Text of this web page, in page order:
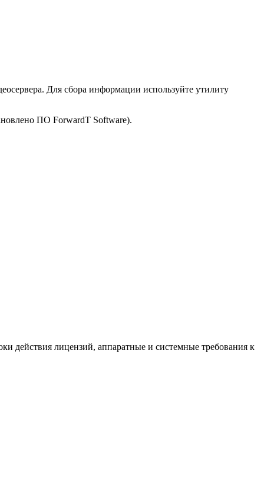
Для сбора информации используйте утилиту
ПО ForwardT Software).
действия лицензий, аппаратные и системные требования к